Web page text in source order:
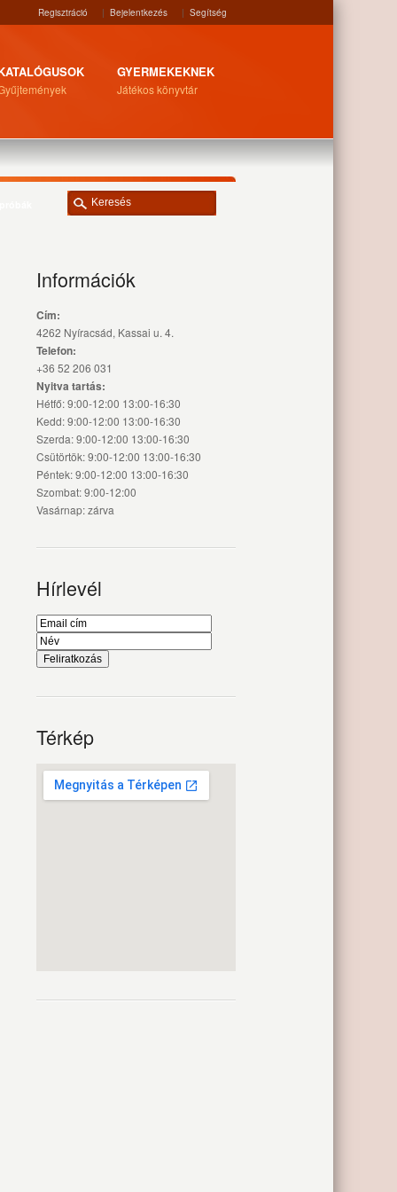
Regisztráció | Bejelentkezés | Segítség
GYERMEKEKNEK
Játékos könyvtár
Információk
Cím:
4262 Nyíracsád, Kassai u. 4.
Telefon:
+36 52 206 031
Nyitva tartás:
Hétfő: 9:00-12:00 13:00-16:30
Kedd: 9:00-12:00 13:00-16:30
Szerda: 9:00-12:00 13:00-16:30
Csütörtök: 9:00-12:00 13:00-16:30
Péntek: 9:00-12:00 13:00-16:30
Szombat: 9:00-12:00
Vasárnap: zárva
Hírlevél
Térkép